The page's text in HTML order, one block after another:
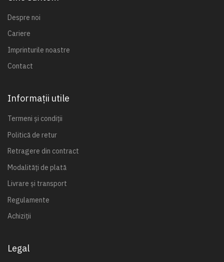
Despre noi
Cariere
Imprinturile noastre
Contact
Informații utile
Termeni și condiții
Politică de retur
Retragere din contract
Modalități de plată
Livrare și transport
Regulamente
Achiziții
Legal